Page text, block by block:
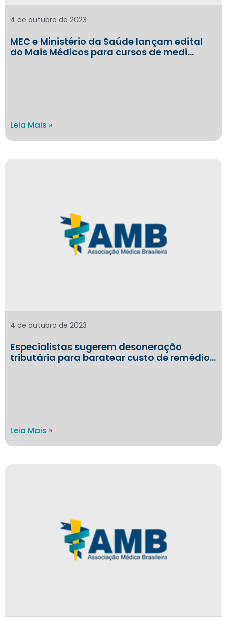
MEC e Ministério da Saúde lançam edital
do Mais Médicos para cursos de medi…
4 de outubro de 2023
Leia Mais »
Especialistas sugerem desoneração
tributária para baratear custo de remédio…
4 de outubro de 2023
Leia Mais »